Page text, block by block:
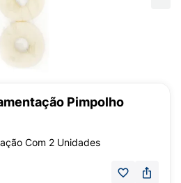
Pimpolho
Com 2 Unidades